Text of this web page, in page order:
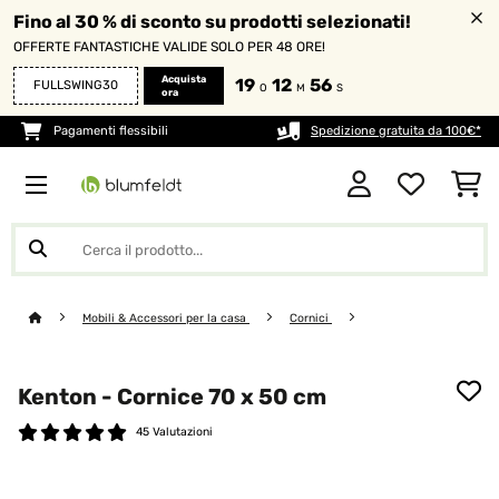
Fino al 30 % di sconto su prodotti selezionati!
OFFERTE FANTASTICHE VALIDE SOLO PER 48 ORE!
FULLSWING30
Acquista
ora
19 O 12 M 56 S
Pagamenti flessibili Spedizione gratuita da 100€*
Mobili & Accessori per la casa Cornici
Kenton - Cornice 70 x 50 cm
45 Valutazioni